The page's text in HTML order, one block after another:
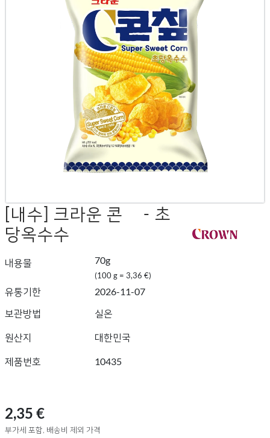
[내수] 크라운 콘칲 - 초
당옥수수
내용물 70g
(100 g = 3,36 €)
유통기한
2026-11-07
보관방법
실온
원산지 대한민국
제품번호 10435
2,35 €
부가세 포함, 배송비 제외 가격